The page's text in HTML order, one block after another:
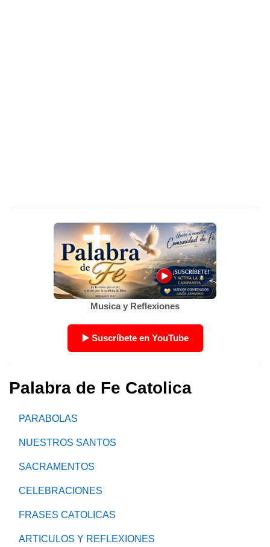
Palabra de Fe Catolica
PARABOLAS
NUESTROS SANTOS
SACRAMENTOS
CELEBRACIONES
FRASES CATOLICAS
ARTICULOS Y REFLEXIONES